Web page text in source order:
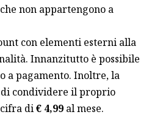
non appartengono a
con elementi esterni alla
Innanzitutto è possibile
a pagamento. Inoltre, la
condividere il proprio
di€ 4,99al mese.